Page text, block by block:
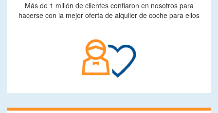
Más de 1 millón de clientes confiaron en nosotros para
hacerse con la mejor oferta de alquiler de coche para ellos